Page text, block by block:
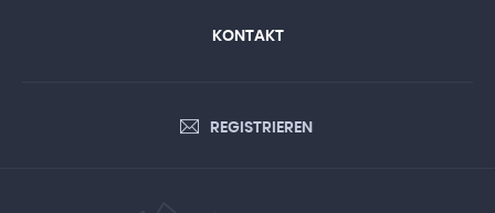
KONTAKT
REGISTRIEREN